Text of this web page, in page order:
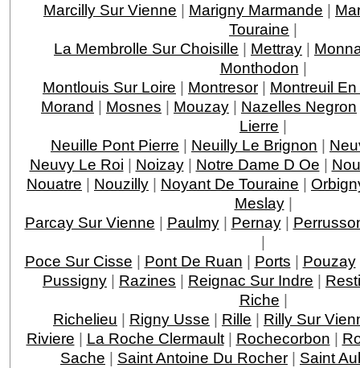
Marcilly Sur Vienne | Marigny Marmande |
Touraine |
La Membrolle Sur Choisille | Mettray |
Monthodon |
Montlouis Sur Loire | Montresor | Montreuil
Morand | Mosnes | Mouzay | Nazelles Negron
Lierre |
Neuille Pont Pierre | Neuilly Le Brignon |
Neuvy Le Roi | Noizay| Notre Dame D Oe |
Nouatre | Nouzilly | Noyant De Touraine |
Meslay|
Parcay Sur Vienne | Paulmy| Pernay|
|
Poce Sur Cisse | Pont De Ruan | Ports | Pouzay
Pussigny | Razines | Reignac Sur Indre |
Riche |
Richelieu | Rigny Usse | Rille | Rilly Sur
Riviere | La Roche Clermault| Rochecorbon |
Sache | Saint Antoine Du Rocher | Saint